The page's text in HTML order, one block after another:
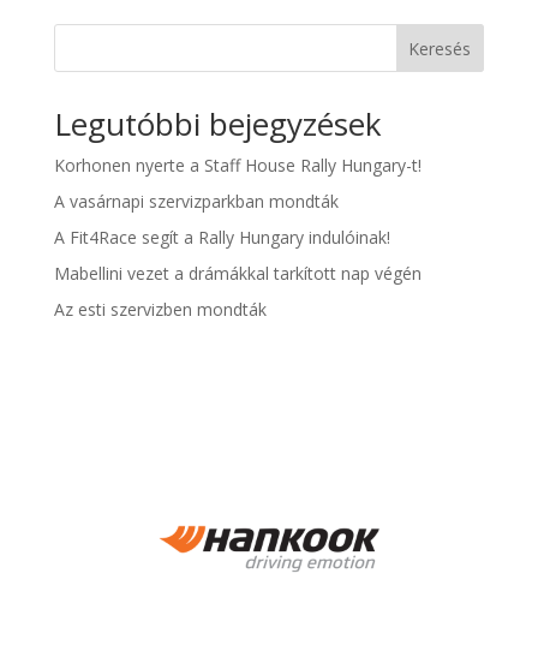
Keresés
Legutóbbi bejegyzések
Korhonen nyerte a Staff House Rally Hungary-t!
A vasárnapi szervizparkban mondták
A Fit4Race segít a Rally Hungary indulóinak!
Mabellini vezet a drámákkal tarkított nap végén
Az esti szervizben mondták